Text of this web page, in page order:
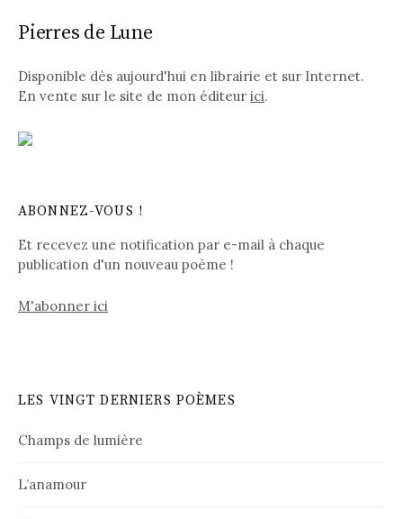
Pierres de Lune
Disponible dès aujourd'hui en librairie et sur Internet.
En vente sur le site de mon éditeur ici.
ABONNEZ-VOUS !
Et recevez une notification par e-mail à chaque
publication d'un nouveau poème !
M'abonner ici
LES VINGT DERNIERS POÈMES
Champs de lumière
L’anamour